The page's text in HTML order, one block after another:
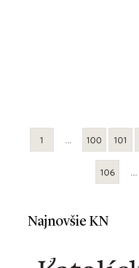
1 … 100 101
106 …
Najnovšie KN